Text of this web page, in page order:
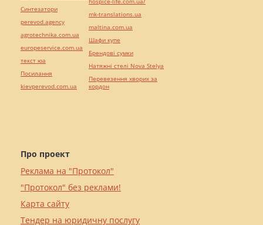
Про проект
Реклама на "Протокол"
"Протокол" без реклами!
Карта сайту
Тендер на юридичну послугу
Синтезатори
perevod.agency
agrotechnika.com.ua
europeservice.com.ua
текст юа
Посилання
kievperevod.com.ua
mk-translations.ua
maltina.com.ua
Шафи купе
Брендові сумки
Натяжні стелі Nova Stelya
Перевезення хворих за
кордон